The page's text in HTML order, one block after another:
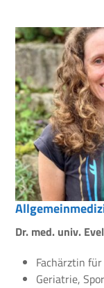
Dr. med. univ.
Fachärztin
Geriatrie,